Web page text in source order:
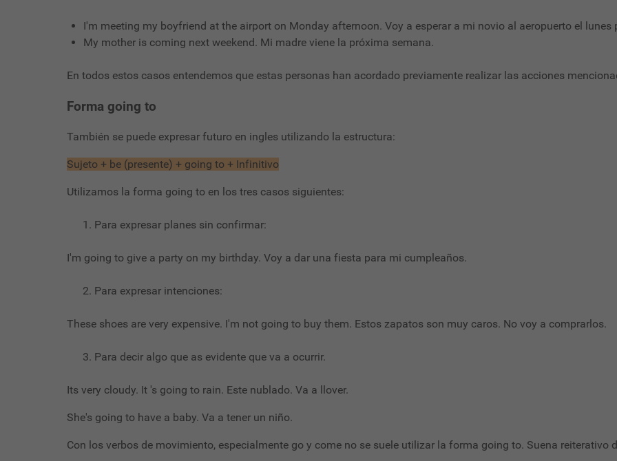
I'm meeting my boyfriend at the airport on Monday afternoon. Voy a esperar a mi novio al aeropuerto el lunes
My mother is coming next weekend. Mi madre viene la próxima semana.
En todos estos casos entendemos que estas personas han acordado previamente realizar las acciones
Forma going to
También se puede expresar futuro en ingles utilizando la estructura:
Sujeto + be (presente) + going to + Infinitivo
Utilizamos la forma going to en los tres casos siguientes:
Para expresar planes sin confirmar:
I'm going to give a party on my birthday. Voy a dar una fiesta para mi cumpleaños.
Para expresar intenciones:
These shoes are very expensive. I'm not going to buy them. Estos zapatos son muy caros. No voy a comprarlos.
Para decir algo que as evidente que va a ocurrir.
Its very cloudy. It 's going to rain. Este nublado. Va a llover.
She's going to have a baby. Va a tener un niño.
Con los verbos de movimiento, especialmente go y come no se suele utilizar la forma going to. Suena reiterativo